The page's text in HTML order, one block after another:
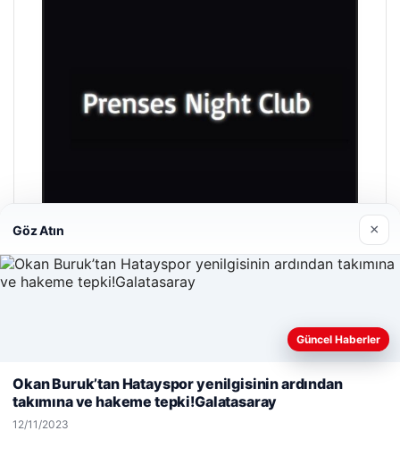
Web sitemizi nasıl kullandığınızı daha iyi anlayabilmek,
kullanıyoruz.Çerez Politikamız
Göz Atın ×
Güncel Haberler
Okan Buruk’tan Hatayspor yenilgisinin ardından
takımına ve hakeme tepki!Galatasaray
12/11/2023